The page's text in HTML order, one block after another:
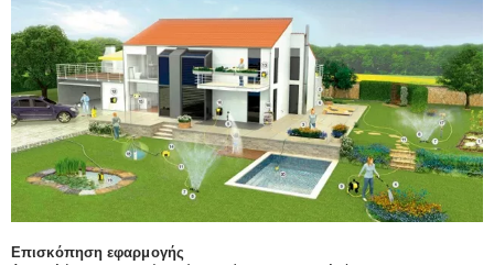
Επισκόπηση εφαρμογής